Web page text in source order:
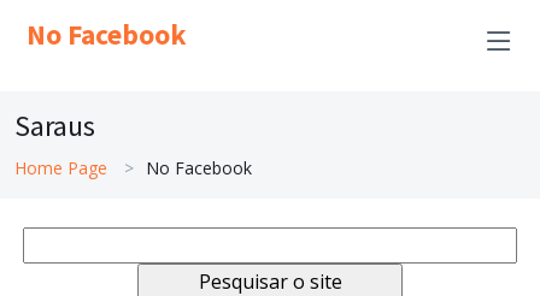
No Facebook
Saraus
Home Page No Facebook